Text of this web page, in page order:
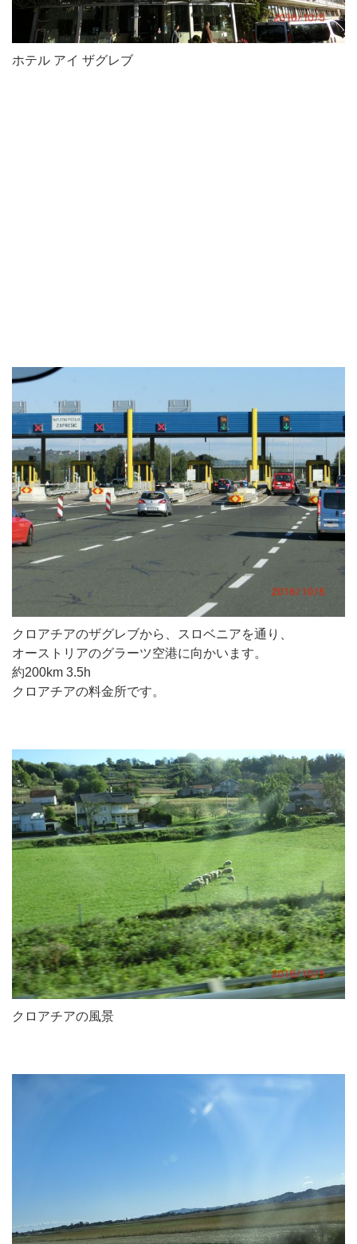
ホテル アイ ザグレブ
クロアチアのザグレブから、スロベニアを通り、
オーストリアのグラーツ空港に向かいます。
約200km 3.5h
クロアチアの料金所です。
クロアチアの風景